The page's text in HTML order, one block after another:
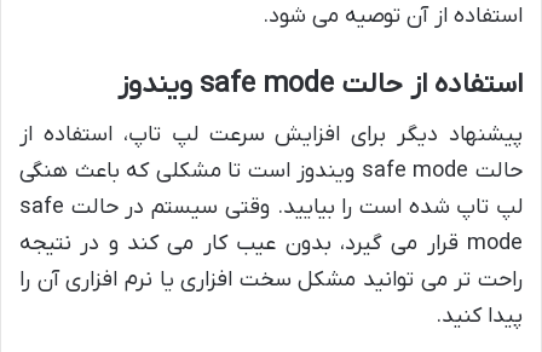
استفاده از آن توصیه می شود.
استفاده از حالت safe mode ویندوز
پیشنهاد دیگر برای افزایش سرعت لپ تاپ، استفاده از
حالت safe mode ویندوز است تا مشکلی که باعث هنگی
لپ تاپ شده است را بیایید. وقتی سیستم در حالت safe
mode قرار می گیرد، بدون عیب کار می کند و در نتیجه
راحت تر می توانید مشکل سخت افزاری یا نرم افزاری آن را
پیدا کنید.